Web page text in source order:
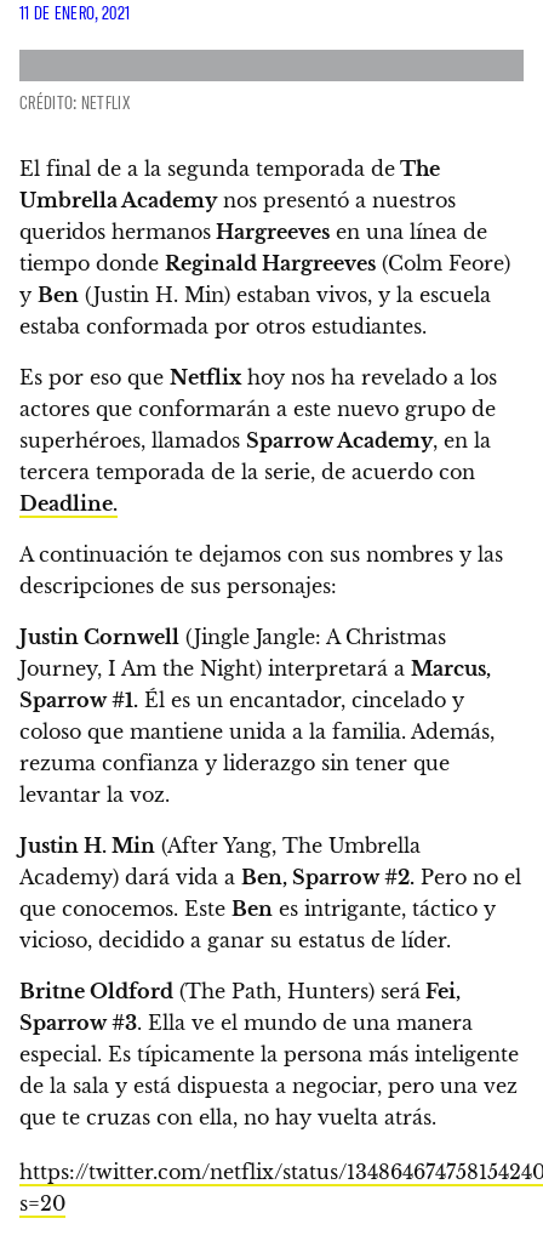
11 DE ENERO, 2021
CRÉDITO: NETFLIX
El final de a la segunda temporada de The
Umbrella Academynos presentó a nuestros
queridos hermanos Hargreeves en una línea de
tiempo donde Reginald Hargreeves (Colm Feore)
y Ben (Justin H. Min) estaban vivos, y la escuela
estaba conformada por otros estudiantes.
Es por eso que Netflix hoy nos ha revelado a los
actores que conformarán a este nuevo grupo de
superhéroes, llamados Sparrow Academy, en la
tercera temporada de la serie, de acuerdo con
Deadline.
A continuación te dejamos con sus nombres y las
descripciones de sus personajes:
Justin Cornwell (Jingle Jangle: A Christmas
Journey, I Am the Night) interpretará a Marcus,
Sparrow #1. Él es un encantador, cincelado y
coloso que mantiene unida a la familia. Además,
rezuma confianza y liderazgo sin tener que
levantar la voz.
Justin H. Min (After Yang, The Umbrella
Academy) dará vida a Ben, Sparrow #2. Pero no el
que conocemos. Este Ben es intrigante, táctico y
vicioso, decidido a ganar su estatus de líder.
Britne Oldford (The Path, Hunters) será Fei,
Sparrow #3. Ella ve el mundo de una manera
especial. Es típicamente la persona más inteligente
de la sala y está dispuesta a negociar, pero una vez
que te cruzas con ella, no hay vuelta atrás.
https://twitter.com/netflix/status/
s=20